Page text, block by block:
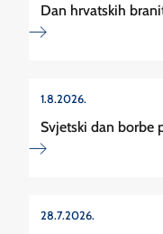
Dan hrvatskih
1.8.2026.
Svjetski dan borbe
28.7.2026.